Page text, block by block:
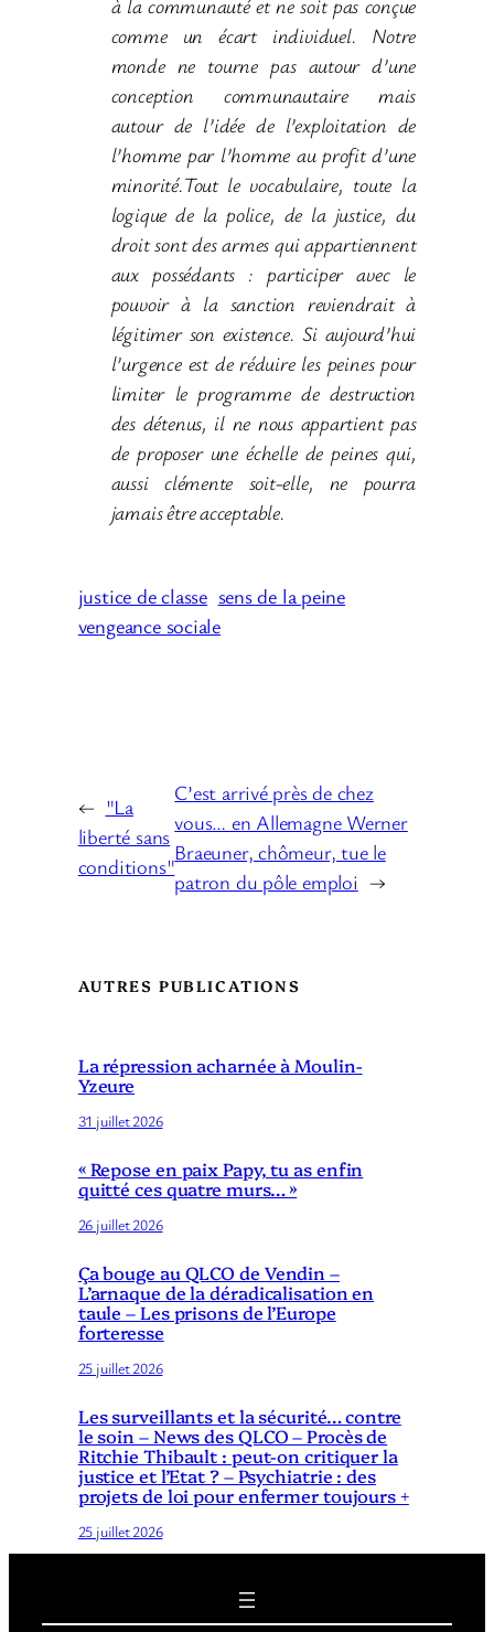
à la communauté et ne soit pas conçue
comme un écart individuel. Notre
monde ne tourne pas autour d’une
conception communautaire mais
autour de l’idée de l’exploitation de
l’homme par l’homme au profit d’une
minorité.Tout le vocabulaire, toute la
logique de la police, de la justice, du
droit sont des armes qui appartiennent
aux possédants : participer avec le
pouvoir à la sanction reviendrait à
légitimer son existence. Si aujourd’hui
l’urgence est de réduire les peines pour
limiter le programme de destruction
des détenus, il ne nous appartient pas
de proposer une échelle de peines qui,
aussi clémente soit-elle, ne pourra
jamais être acceptable.
justice de classe sens de la peine
vengeance sociale
← "La
liberté sans
conditions"
C’est arrivé près de chez
vous… en Allemagne Werner
Braeuner, chômeur, tue le
patron du pôle emploi →
AUTRES PUBLICATIONS
La répression acharnée à Moulin-
Yzeure
31 juillet 2026
« Repose en paix Papy, tu as enfin
quitté ces quatre murs… »
26 juillet 2026
Ça bouge au QLCO de Vendin –
L’arnaque de la déradicalisation en
taule – Les prisons de l’Europe
forteresse
25 juillet 2026
Les surveillants et la sécurité… contre
le soin – News des QLCO – Procès de
Ritchie Thibault : peut-on critiquer la
justice et l’Etat ? – Psychiatrie : des
projets de loi pour enfermer toujours +
25 juillet 2026